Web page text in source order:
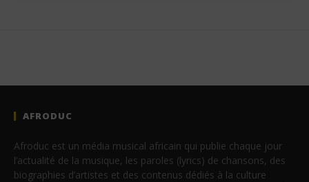
AFRODUC
Afroduc est un média musical africain qui publie chaque jour
l’actualité de la musique, les paroles (lyrics) de chansons, des
biographies d’artistes et des contenus dédiés à la culture